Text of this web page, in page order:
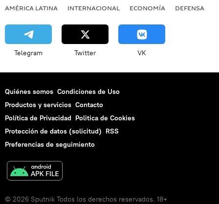
AMÉRICA LATINA INTERNACIONAL ECONOMÍA DEFENSA
Telegram Twitter VK
Quiénes somos Condiciones de Uso
Productos y servicios Contacto
Política de Privacidad Politica de Cookies
Protección de datos (solicitud) RSS
Preferencias de seguimiento
© 2026 Sputnik Todos los derechos reservados. 18+